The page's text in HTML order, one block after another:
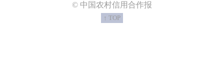
© 中国农村信用合作报
↑ TOP